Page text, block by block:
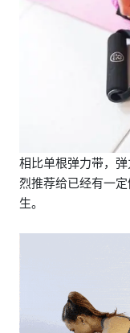
相比单根弹力带，
烈推荐给已经有一
生。